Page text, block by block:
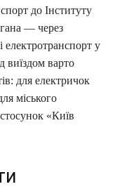
до Інституту
— через
електротранспорт у
виїздом варто
для електричок
міського
«Київ